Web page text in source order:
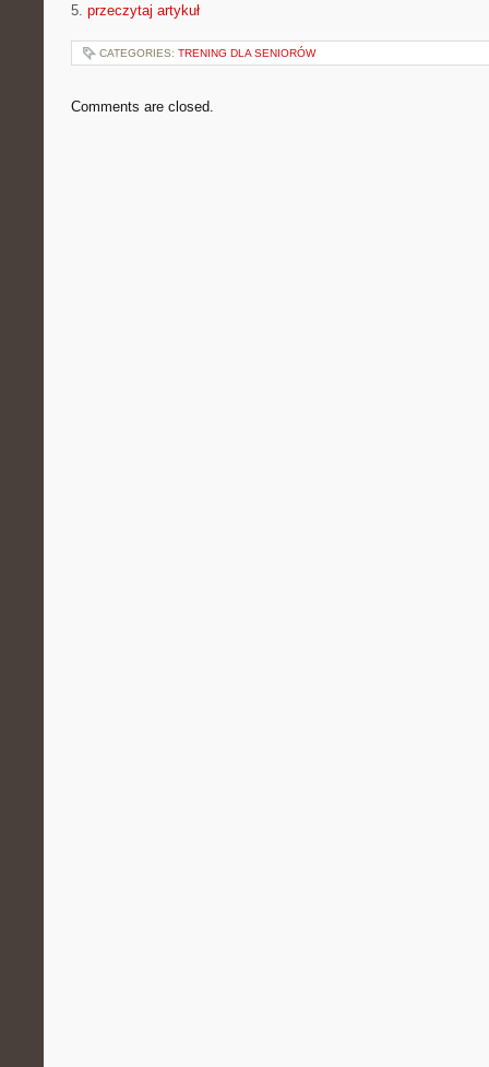
5. przeczytaj artykuł
CATEGORIES: TRENING DLA SENIORÓW
Comments are closed.